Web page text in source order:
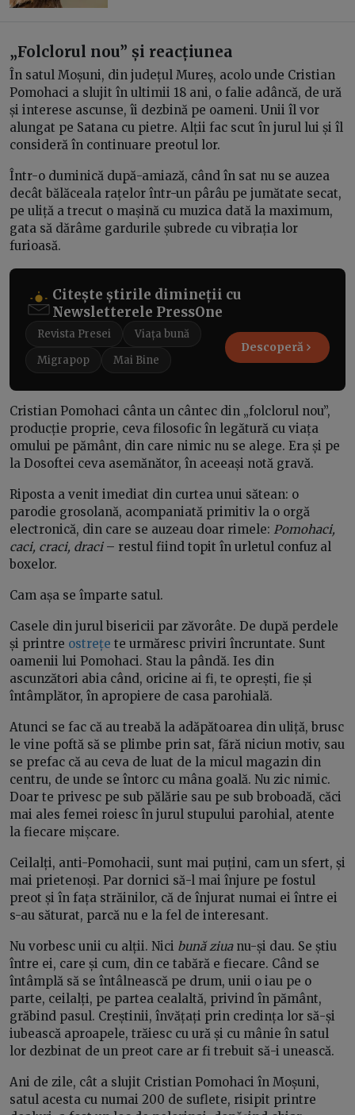
„Folclorul nou” și reacțiunea
În satul Moșuni, din județul Mureș, acolo unde Cristian
Pomohaci a slujit în ultimii 18 ani, o falie adâncă, de ură
și interese ascunse, îi dezbină pe oameni. Unii îl vor
alungat pe Satana cu pietre. Alții fac scut în jurul lui și îl
consideră în continuare preotul lor.
Într-o duminică după-amiază, când în sat nu se auzea
decât bălăceala rațelor într-un pârâu pe jumătate secat,
pe uliță a trecut o mașină cu muzica dată la maximum,
gata să dărâme gardurile șubrede cu vibrația lor
furioasă.
Citește știrile dimineții cu
Newsletterele PressOne
Revista Presei
Viața bună
Migrapop
Mai Bine
Descoperă
Cristian Pomohaci cânta un cântec din „folclorul nou”,
producție proprie, ceva filosofic în legătură cu viața
omului pe pământ, din care nimic nu se alege. Era și pe
la Dosoftei ceva asemănător, în aceeași notă gravă.
Riposta a venit imediat din curtea unui sătean: o
parodie grosolană, acompaniată primitiv la o orgă
electronică, din care se auzeau doar rimele: Pomohaci,
caci, craci, draci– restul fiind topit în urletul confuz al
boxelor.
Cam așa se împarte satul.
Casele din jurul bisericii par zăvorâte. De după perdele
și printre ostrețe te urmăresc priviri încruntate. Sunt
oamenii lui Pomohaci. Stau la pândă. Ies din
ascunzători abia când, oricine ai fi, te oprești, fie și
întâmplător, în apropiere de casa parohială.
Atunci se fac că au treabă la adăpătoarea din uliță, brusc
le vine poftă să se plimbe prin sat, fără niciun motiv, sau
se prefac că au ceva de luat de la micul magazin din
centru, de unde se întorc cu mâna goală. Nu zic nimic.
Doar te privesc pe sub pălărie sau pe sub broboadă, căci
mai ales femei roiesc în jurul stupului parohial, atente
la fiecare mișcare.
Ceilalți, anti-Pomohacii, sunt mai puțini, cam un sfert, și
mai prietenoși. Par dornici să-l mai înjure pe fostul
preot și în fața străinilor, că de înjurat numai ei între ei
s-au săturat, parcă nu e la fel de interesant.
Nu vorbesc unii cu alții. Nici bună ziuanu-și dau. Se știu
între ei, care și cum, din ce tabără e fiecare. Când se
întâmplă să se întâlnească pe drum, unii o iau pe o
parte, ceilalți, pe partea cealaltă, privind în pământ,
grăbind pasul. Creștinii, învățați prin credința lor să-și
iubească aproapele, trăiesc cu ură și cu mânie în satul
lor dezbinat de un preot care ar fi trebuit să-i unească.
Ani de zile, cât a slujit Cristian Pomohaci în Moșuni,
satul acesta cu numai 200 de suflete, risipit printre